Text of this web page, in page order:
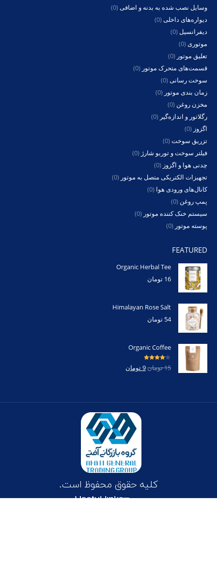
وسایل نصب شده به بدنه و اضافی(0)
دیواره‌های داخلی(0)
دیفرانسیل (0)
موتوری(0)
تعلیق موتور (0)
قسمت‌های متحرک موتور (0)
سوخت رسانی(0)
زمان بندی موتور (0)
مخزن روغن (0)
رگلاتور و اندازه‌گیر (0)
اگزوز (0)
تزریق سوخت(0)
فیلتر سوخت و توربو شارژ (0)
چدنی هوا و اگزوز (0)
تجهیزات الکتریکی متصل به موتور (0)
کانال‌های ورودی هوا (0)
پمپ روغن (0)
سیستم خنک کننده موتور (0)
پوسته موتور (0)
FEATURED
Organic Herbal Tee
16 تومان
Himalayan Rose Salt
54 تومان
Organic Coffee
امتیاز4.00
از 5 15تومان9تومان
کلیه حقوق محفوظ است.
Useful links